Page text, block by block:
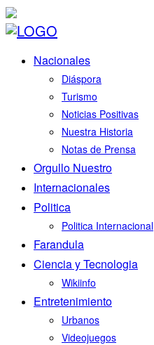
Nacionales
Diáspora
Turismo
Noticias Positivas
Nuestra Historia
Notas de Prensa
Orgullo Nuestro
Internacionales
Politica
Politica Internacional
Farandula
Ciencia y Tecnologia
Wikiinfo
Entretenimiento
Urbanos
Videojuegos